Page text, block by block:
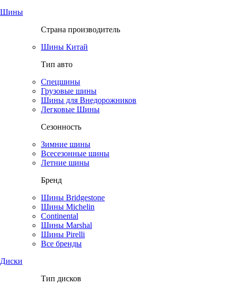
Шины
Страна производитель
Шины Китай
Тип авто
Спецшины
Грузовые шины
Шины для Внедорожников
Легковые Шины
Сезонность
Зимние шины
Всесезонные шины
Летние шины
Бренд
Шины Bridgestone
Шины Michelin
Continental
Шины Marshal
Шины Pirelli
Все бренды
Диски
Тип дисков